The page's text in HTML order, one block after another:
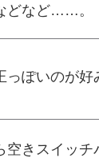
どなど……。
っぽいのが好
空きスイッチ